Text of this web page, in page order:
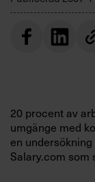
Annonsera
Om oss
Kontakta oss
Sök
efter:
20 procent av
umgänge med
en
Salary.com som